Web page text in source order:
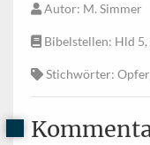
Autor: M. Simmer
Bibelstellen: Hld 5,
Stichwörter: